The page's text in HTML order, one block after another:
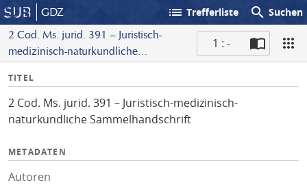
GDZ list Trefferliste search Suchen
2 Cod. Ms. jurid. 391 – Juristisch-
medizinisch-naturkundliche
1 : -
I
f
o
TITEL
2 Cod. Ms. jurid. 391 – Juristisch-medizinisch-
naturkundliche Sammelhandschrift
METADATEN
Autoren